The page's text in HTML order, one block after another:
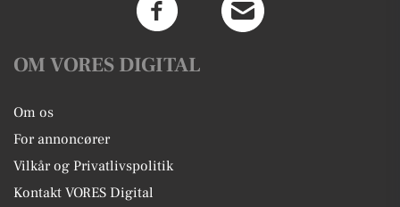
OM VORES DIGITAL
Om os
For annoncører
Vilkår og Privatlivspolitik
Kontakt VORES Digital